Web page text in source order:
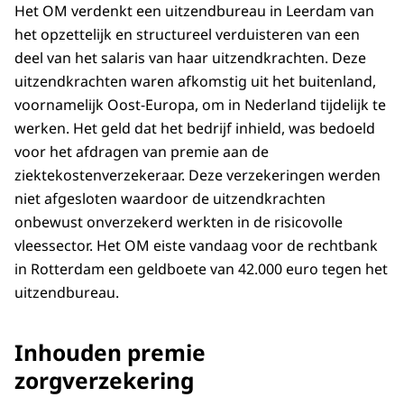
Het OM verdenkt een uitzendbureau in Leerdam van
het opzettelijk en structureel verduisteren van een
deel van het salaris van haar uitzendkrachten. Deze
uitzendkrachten waren afkomstig uit het buitenland,
voornamelijk Oost-Europa, om in Nederland tijdelijk te
werken. Het geld dat het bedrijf inhield, was bedoeld
voor het afdragen van premie aan de
ziektekostenverzekeraar. Deze verzekeringen werden
niet afgesloten waardoor de uitzendkrachten
onbewust onverzekerd werkten in de risicovolle
vleessector. Het OM eiste vandaag voor de rechtbank
in Rotterdam een geldboete van 42.000 euro tegen het
uitzendbureau.
Inhouden premie
zorgverzekering